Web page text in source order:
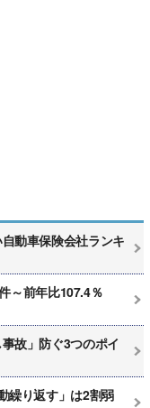
動車保険会社ランキ
～前年比107.4％
故」防ぐ3つのポイ
繰り返す」は2割弱